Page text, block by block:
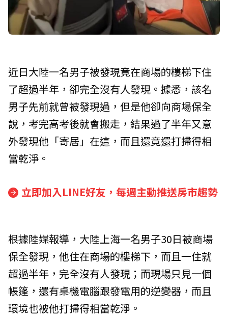
近日大陸一名男子被發現竟在商場的樓梯下住
了超過半年，卻完全沒有人發現。據悉，該名
男子先前就曾被發現過，但是他卻向商場保全
說，考完高考後就會搬走，結果過了半年又意
外發現他「寄居」在這，而且還竟還打掃得相
當乾淨。
立即加入LINE好友，每週主動推送房市趨勢
根據陸媒報導，大陸上海一名男子30日被商場
保全發現，他住在商場的樓梯下，而且一住就
超過半年，完全沒有人發現；而現場只見一個
帳篷，還有桌機電腦跟發電用的逆變器，而且
環境也被他打掃得相當乾淨。